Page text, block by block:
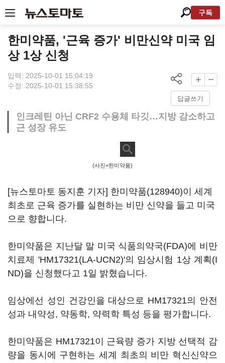
구독
한미약품, '근육 증가' 비만신약 미국 임
상 1상 신청
입력: 2025-10-01 15:04:19
수정: 2025-10-01 15:38:55
답글쓰기
인크레틴 아닌 CRF2 수용체 타깃…지방 감소하고
근 성장 유도
(사진=한미약품)
[뉴스토마토 동지훈 기자] 한미약품(128940)이 세계
최초로 근육 증가를 실현하는 비만 신약을 들고 미국
으로 향합니다.
한미약품은 지난달 말 미국 식품의약국(FDA)에 비만
치료제 'HM17321(LA-UCN2)'의 임상시험 1상 계획(I
ND)을 신청했다고 1일 밝혔습니다.
임상에선 성인 건강인을 대상으로 HM17321의 안전
성과 내약성, 약동학, 약력학 특성 등을 평가합니다.
한미약품은 HM17321이 근육량 증가 지방 선택적 감
량을 동시에 구현하는 세계 최초의 비만 혁신신약으